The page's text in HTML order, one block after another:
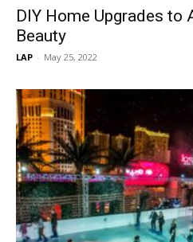
DIY Home Upgrades to
Beauty
LAP - May 25, 2022